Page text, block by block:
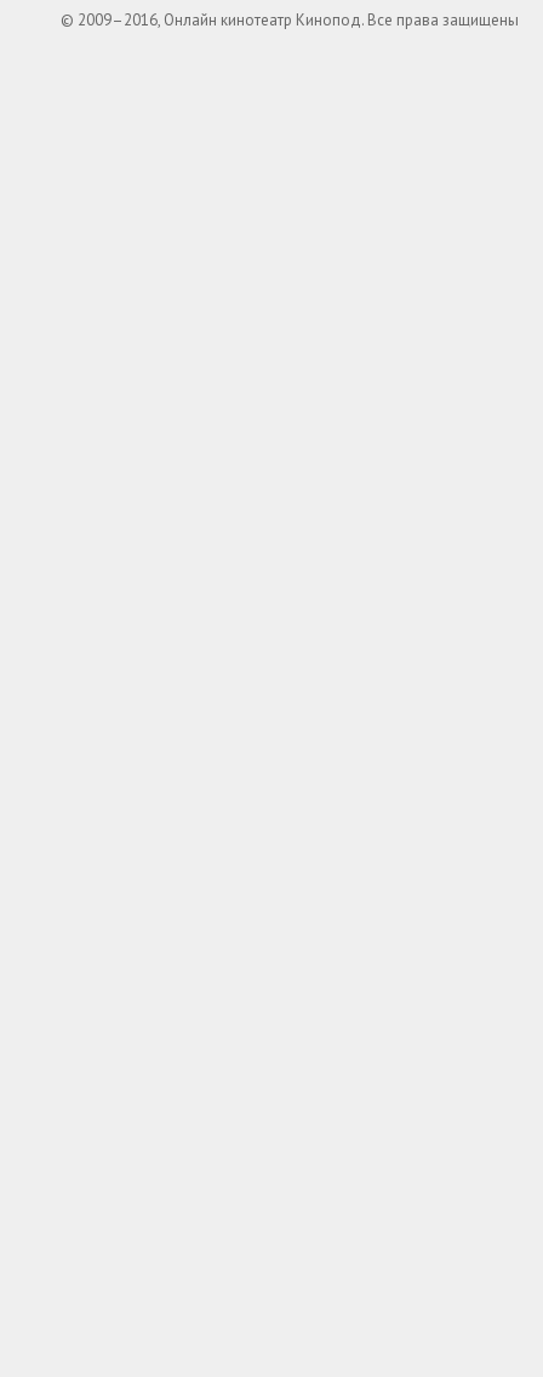
© 2009–2016, Онлайн кинотеатр Кинопод. Все права защищены